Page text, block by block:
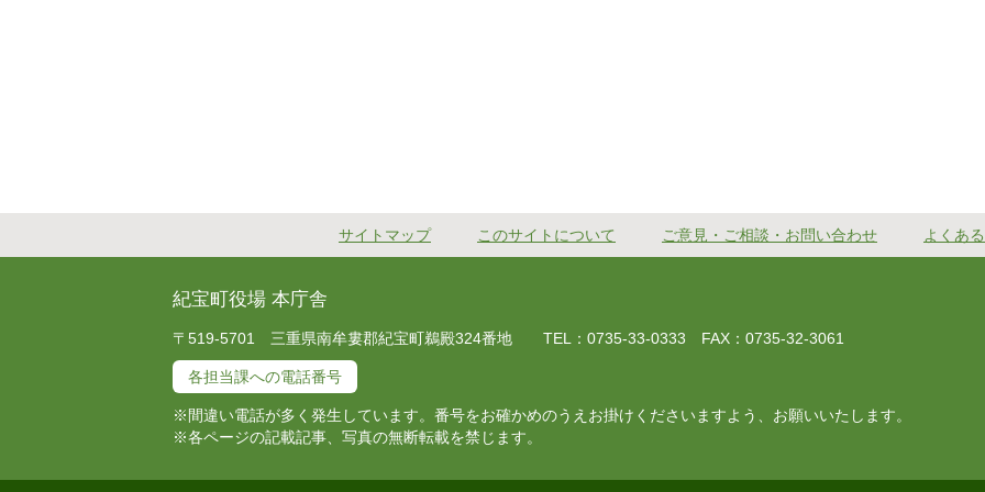
サイトマップ このサイトについて ご意見・ご相談・お問い合わせ よくあ
紀宝町役場 本庁舎
〒519-5701 三重県南牟婁郡紀宝町鵜殿324番地 TEL：0735-33-0333 FAX：0735-32-3061
各担当課への電話番号
※間違い電話が多く発生しています。番号をお確かめのうえお掛けくださいますよう、お願いいたします。
※各ページの記載記事、写真の無断転載を禁じます。